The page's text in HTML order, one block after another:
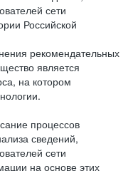
сети
Российской
рекомендательных
является
на котором
процессов
сведений,
сети
на основе этих